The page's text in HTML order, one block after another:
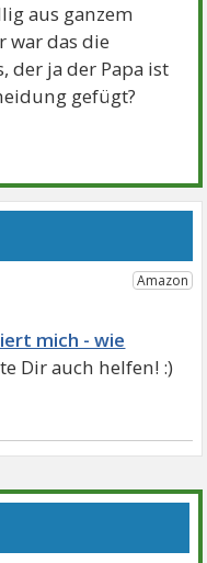
aus ganzem
war das die
der ja der Papa ist
gefügt?
mich - wie